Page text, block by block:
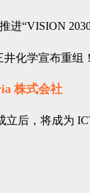
进“VISION
株式会社
立后，将成为